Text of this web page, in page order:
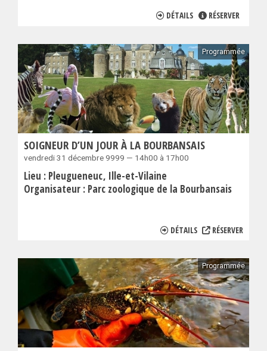
DÉTAILS RÉSERVER
Programmée
SOIGNEUR D’UN JOUR À LA BOURBANSAIS
vendredi 31 décembre 9999 — 14h00 à 17h00
Lieu : Pleugueneuc Ille-et-Vilaine
Organisateur : Parc zoologique de la Bourbansais
DÉTAILS RÉSERVER
Programmée